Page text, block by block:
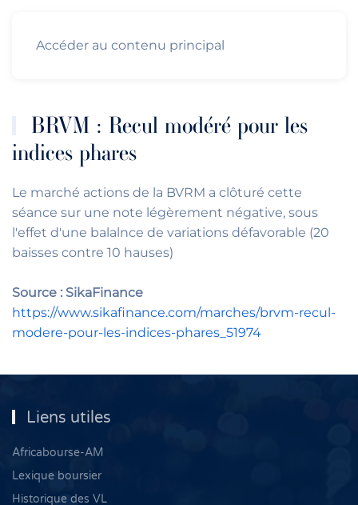
Accéder au contenu principal
BRVM : Recul modéré pour les
indices phares
Le marché actions de la BVRM a clôturé cette
séance sur une note légèrement négative, sous
l'effet d'une balalnce de variations défavorable (20
baisses contre 10 hauses)
Source : SikaFinance
https://www.sikafinance.com/marches/brvm-recul-
modere-pour-les-indices-phares_51974
Liens utiles
Africabourse-AM
Lexique boursier
Historique des VL